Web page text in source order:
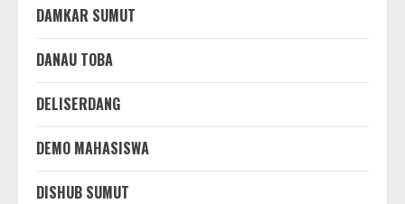
DAMKAR SUMUT
DANAU TOBA
DELISERDANG
DEMO MAHASISWA
DISHUB SUMUT